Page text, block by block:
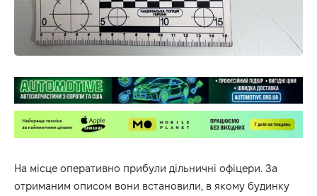
На місце оперативно прибули дільничні офіцери. За
отриманим описом вони встановили, в якому будинку